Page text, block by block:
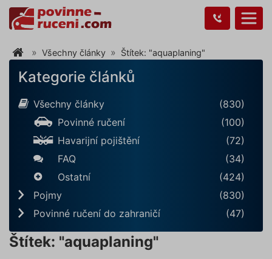
Všechny články Štítek: "aquaplaning"
Kategorie článků
Všechny články
(830)
Povinné ručení
(100)
Havarijní pojištění
(72)
FAQ
(34)
Ostatní
(424)
Pojmy
(830)
Povinné ručení do zahraničí
(47)
Štítek: "aquaplaning"